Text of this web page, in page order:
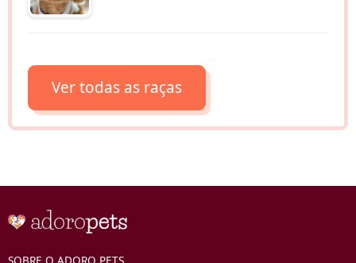
Ver todas as raças